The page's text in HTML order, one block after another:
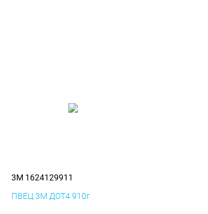
3M 1624129911
ПВЕЦ 3M ДОТ4 910г